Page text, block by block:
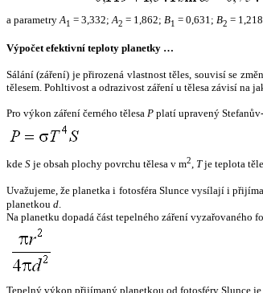
a parametryA1 = 3,332;A2 = 1,862; B1 = 0,631; B2 =
Výpočet efektivní teploty planetky …
Sálání (záření) je přirozená vlastnost těles, souvisí se
tělesem. Pohltivost a odrazivost záření u tělesa závisí na
Pro výkon záření černého tělesa P platí upravený
kde S je obsah plochy povrchu tělesa v m2, Tje teplota
Uvažujeme, že planetka i fotosféra Slunce vysílají i
planetkou d.
Na planetku dopadá část tepelného záření vyzařovaného
Tepelný výkon přijímaný planetkou od fotosféry Slunce je